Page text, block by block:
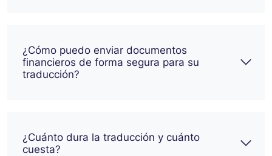
¿Cómo puedo enviar documentos
financieros de forma segura para su
traducción?
¿Cuánto dura la traducción y cuánto
cuesta?